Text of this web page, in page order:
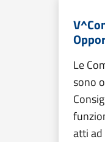
Le
sono
atti ad